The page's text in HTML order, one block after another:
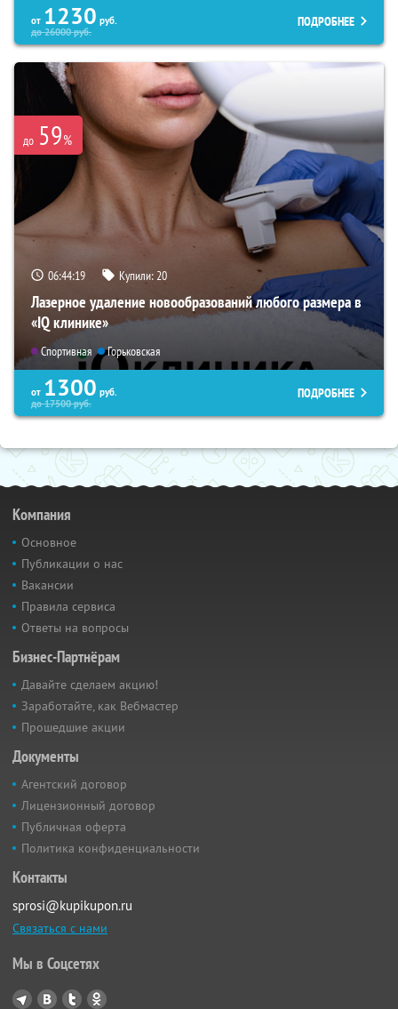
от 1230 руб.
до26000руб.
ПОДРОБНЕЕ
до 59%
06:44:18 Купили:20
Лазерное удаление новообразований любого размера в
«IQ клинике»
Спортивная Горьковская
от 1300 руб.
до17500руб.
ПОДРОБНЕЕ
Компания
Основное
Публикации о нас
Вакансии
Правила сервиса
Ответы на вопросы
Бизнес-Партнёрам
Давайте сделаем акцию!
Заработайте, как Вебмастер
Прошедшие акции
Документы
Агентский договор
Лицензионный договор
Публичная оферта
Политика конфиденциальности
Контакты
sprosi@kupikupon.ru
Связаться с нами
Мы в Соцсетях